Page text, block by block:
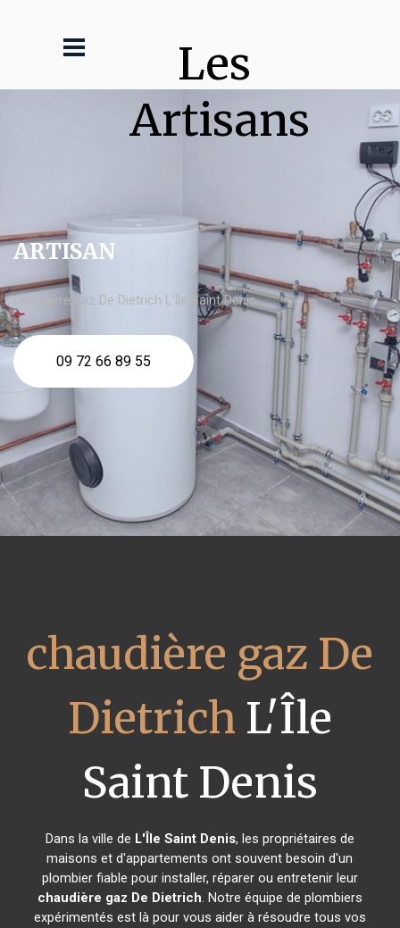
Les
Artisans
ARTISAN
chaudière gaz De Dietrich L'Île Saint Denis
09 72 66 89 55
chaudière gaz De
Dietrich L'Île
Saint Denis
Dans la ville de L'Île Saint Denis, les propriétaires de
maisons et d'appartements ont souvent besoin d'un
plombier fiable pour installer, réparer ou entretenir leur
chaudière gaz De Dietrich. Notre équipe de plombiers
expérimentés est là pour vous aider à résoudre tous vos